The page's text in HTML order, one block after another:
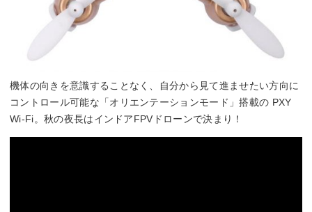
機体の向きを意識することなく、自分から見て進ませたい方向に
コントロール可能な「オリエンテーションモード」搭載の PXY
Wi-Fi。秋の夜長はインドアFPVドローンで決まり！